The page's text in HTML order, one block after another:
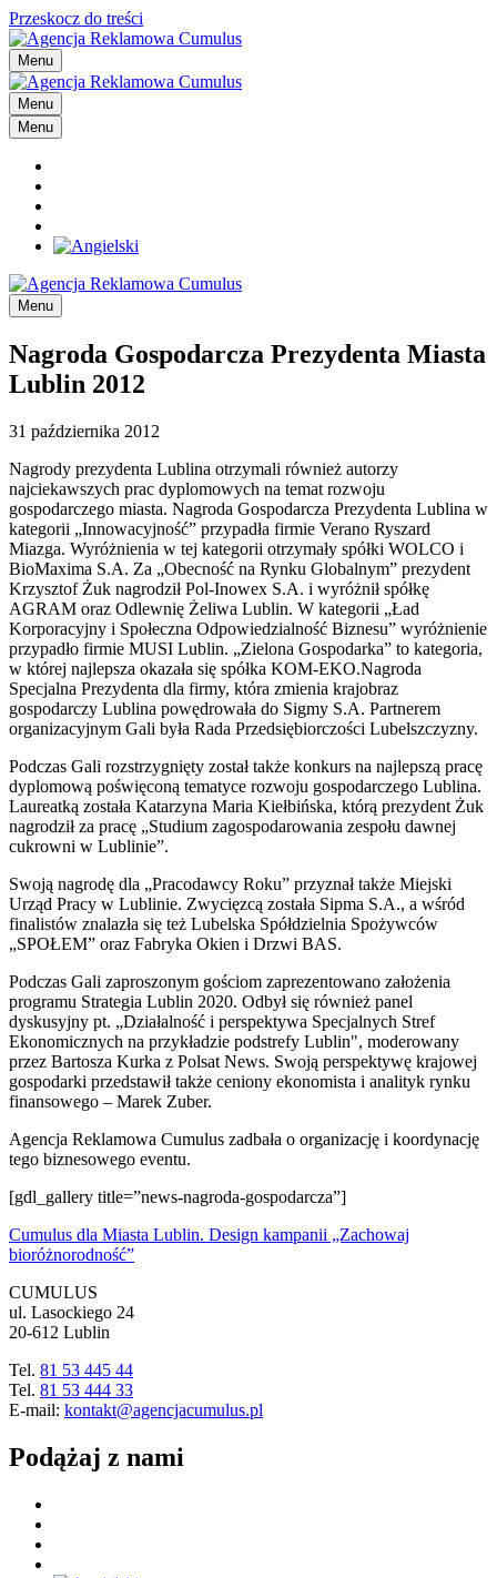
Przeskocz do treści
Menu
Menu
Menu
Menu
Nagroda Gospodarcza Prezydenta Miasta
Lublin 2012
31 października 2012
Nagrody prezydenta Lublina otrzymali również autorzy
najciekawszych prac dyplomowych na temat rozwoju
gospodarczego miasta. Nagroda Gospodarcza Prezydenta Lublina w
kategorii „Innowacyjność” przypadła firmie Verano Ryszard
Miazga. Wyróżnienia w tej kategorii otrzymały spółki WOLCO i
BioMaxima S.A. Za „Obecność na Rynku Globalnym” prezydent
Krzysztof Żuk nagrodził Pol-Inowex S.A. i wyróżnił spółkę
AGRAM oraz Odlewnię Żeliwa Lublin. W kategorii „Ład
Korporacyjny i Społeczna Odpowiedzialność Biznesu” wyróżnienie
przypadło firmie MUSI Lublin. „Zielona Gospodarka” to kategoria,
w której najlepsza okazała się spółka KOM-EKO.Nagroda
Specjalna Prezydenta dla firmy, która zmienia krajobraz
gospodarczy Lublina powędrowała do Sigmy S.A. Partnerem
organizacyjnym Gali była Rada Przedsiębiorczości Lubelszczyzny.
Podczas Gali rozstrzygnięty został także konkurs na najlepszą pracę
dyplomową poświęconą tematyce rozwoju gospodarczego Lublina.
Laureatką została Katarzyna Maria Kiełbińska, którą prezydent Żuk
nagrodził za pracę „Studium zagospodarowania zespołu dawnej
cukrowni w Lublinie”.
Swoją nagrodę dla „Pracodawcy Roku” przyznał także Miejski
Urząd Pracy w Lublinie. Zwycięzcą została Sipma S.A., a wśród
finalistów znalazła się też Lubelska Spółdzielnia Spożywców
„SPOŁEM” oraz Fabryka Okien i Drzwi BAS.
Podczas Gali zaproszonym gościom zaprezentowano założenia
programu Strategia Lublin 2020. Odbył się również panel
dyskusyjny pt. „Działalność i perspektywa Specjalnych Stref
Ekonomicznych na przykładzie podstrefy Lublin", moderowany
przez Bartosza Kurka z Polsat News. Swoją perspektywę krajowej
gospodarki przedstawił także ceniony ekonomista i analityk rynku
finansowego – Marek Zuber.
Agencja Reklamowa Cumulus zadbała o organizację i koordynację
tego biznesowego eventu.
[gdl_gallery title=”news-nagroda-gospodarcza”]
Cumulus dla Miasta Lublin. Design kampanii „Zachowaj
bioróżnorodność”
CUMULUS
ul. Lasockiego 24
20-612 Lublin
Tel. 81 53 445 44
Tel. 81 53 444 33
E-mail: kontakt@agencjacumulus.pl
Podążaj z nami